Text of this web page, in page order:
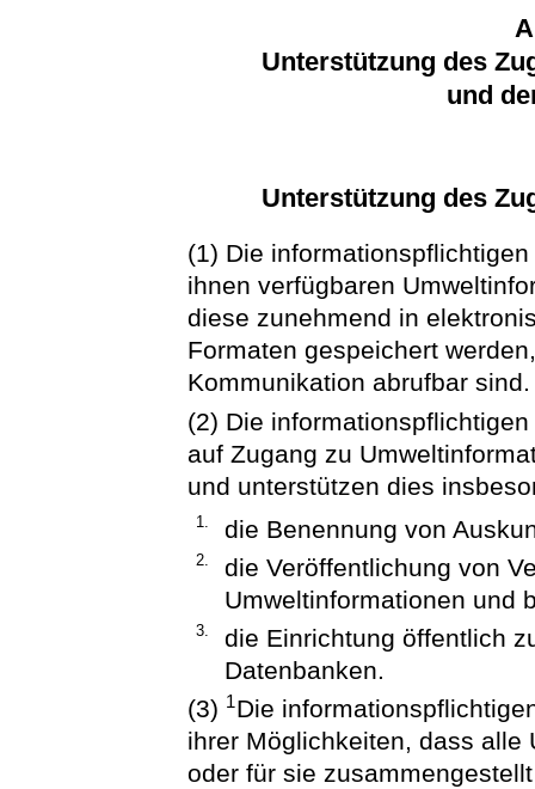
Unterstützung des
und
Unterstützung des
(1) Die
ihnen verfügbaren
diese zunehmend in
Formaten gespeichert
Kommunikation abrufbar sind.
(2) Die
auf Zugang zu
und unterstützen dies
1. die Benennung von
2.
die Veröffentlichung von
Umweltinformationen und
3.
die Einrichtung öffentlich
Datenbanken.
(3) 1Die
ihrer Möglichkeiten, dass alle
oder für sie